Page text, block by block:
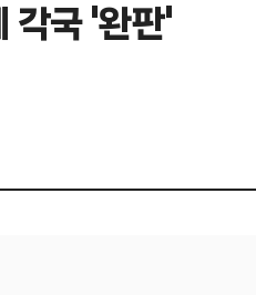
각국 '완판'